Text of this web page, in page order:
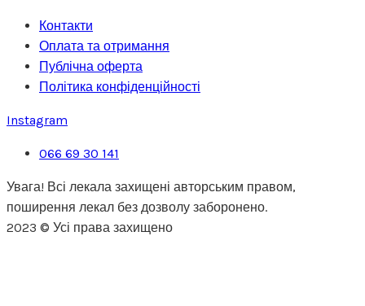
Контакти
Оплата та отримання
Публічна оферта
Політика конфіденційності
Instagram
066 69 30 141
Увага! Всі лекала захищені авторським правом,
поширення лекал без дозволу заборонено.
2023 © Усі права захищено